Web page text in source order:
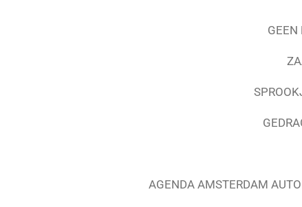
GEEN
AGENDA AMSTERDAM